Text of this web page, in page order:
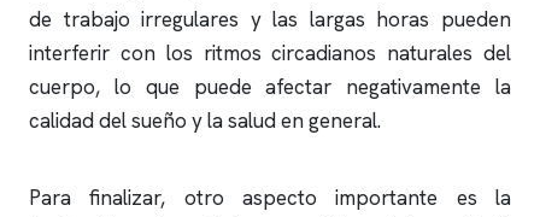
de trabajo irregulares y las largas horas pueden
interferir con los ritmos circadianos naturales del
cuerpo, lo que puede afectar negativamente la
calidad del sueño y la salud en general.
Para finalizar, otro aspecto importante es la